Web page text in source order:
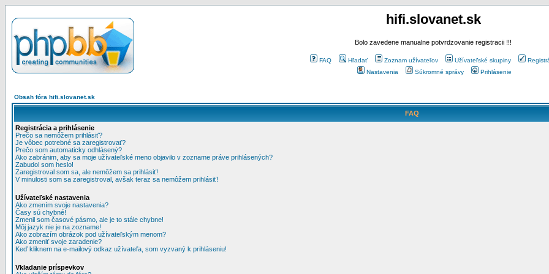
hifi.slovanet.sk
Bolo zavedene manualne potvrdzovanie registracii !!!
FAQ Hľadať Zoznam užívateľov Užívateľské skupiny
Nastavenia
Súkromné správy Prihlásenie
Obsah fóra hifi.slovanet.sk
FAQ
Registrácia a prihlásenie
Prečo sa nemôžem prihlásiť?
Je vôbec potrebné sa zaregistrovať?
Prečo som automaticky odhlásený?
Ako zabránim, aby sa moje užívateľské meno objavilo v zozname práve prihlásených?
Zabudol som heslo!
Zaregistroval som sa, ale nemôžem sa prihlásiť!
V minulosti som sa zaregistroval, avšak teraz sa nemôžem prihlásiť!
Užívateľské nastavenia
Ako zmením svoje nastavenia?
Časy sú chybné!
Zmenil som časové pásmo, ale je to stále chybne!
Môj jazyk nie je na zozname!
Ako zobrazím obrázok pod užívateľským menom?
Ako zmeniť svoje zaradenie?
Keď kliknem na e-mailový odkaz užívateľa, som vyzvaný k prihláseniu!
Vkladanie príspevkov